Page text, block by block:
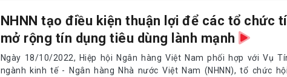
NHNN tạo điều kiện thuận lợi để các tổ chức
mở rộng tín dụng tiêu dùng lành mạnh
Ngày 18/10/2022, Hiệp hội Ngân hàng Việt Nam phối hợp với Vụ
ngành kinh tế - Ngân hàng Nhà nước Việt Nam (NHNN), tổ chức